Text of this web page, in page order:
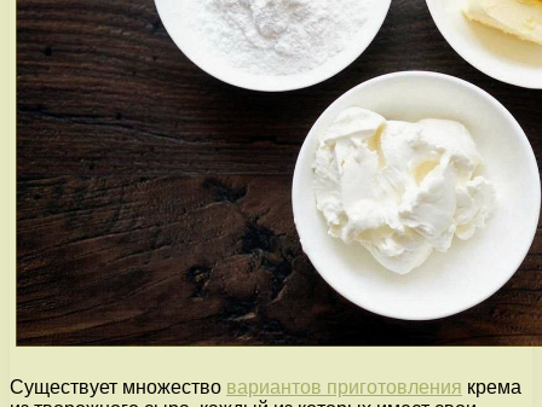
Существует множество вариантов приготовления крема